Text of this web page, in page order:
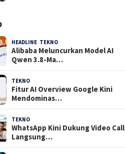
HEADLINE TEKNO
Alibaba Meluncurkan Model AI
Qwen 3.8-Ma…
TEKNO
Fitur AI Overview Google Kini
Mendominas…
TEKNO
WhatsApp Kini Dukung Video Call
Langsung…